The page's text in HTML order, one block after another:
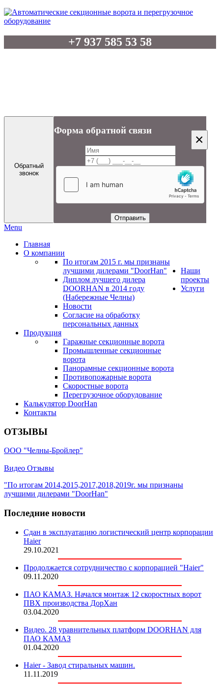
+7 937 585 53 58
Обратный
звонок
Форма обратной связи
×
Отправить
Menu
Главная
О компании
По итогам 2015 г. мы признаны
лучшими дилерами "DoorHan"
Диплом лучшего дилера
DOORHAN в 2014 году
(Набережные Челны)
Новости
Согласие на обработку
персональных данных
Наши
проекты
Услуги
Продукция
Гаражные секционные ворота
Промышленные секционные
ворота
Панорамные секционные ворота
Противопожарные ворота
Скоростные ворота
Перегрузочное оборудование
Калькулятор DoorHan
Контакты
ОТЗЫВЫ
ООО "Челны-Бройлер"
Видео Отзывы
"По итогам 2014,2015,2017,2018,2019г. мы признаны
лучшими дилерами "DoorHan"
Последние новости
Сдан в эксплуатацию логистический центр корпорации
Haier
29.10.2021
Продолжается сотрудничество с корпорацией "Haier"
09.11.2020
ПАО КАМАЗ. Начался монтаж 12 скоростных ворот
ПВХ производства ДорХан
03.04.2020
Видео. 28 уравнительных платформ DOORHAN для
ПАО КАМАЗ
01.04.2020
Haier - Завод стиральных машин.
11.11.2019